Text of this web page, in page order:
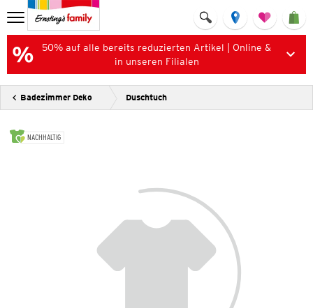
50% auf alle bereits reduzierten Artikel | Online &
in unseren Filialen
Badezimmer Deko Duschtuch
NACHHALTIG